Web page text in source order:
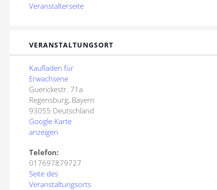
Veranstalterseite
VERANSTALTUNGSORT
Kaufladen für
Erwachsene
Guerickestr. 71a
Regensburg, Bayern
93055 Deutschland
Google Karte
anzeigen
Telefon:
017697879727
Seite des
Veranstaltungsorts